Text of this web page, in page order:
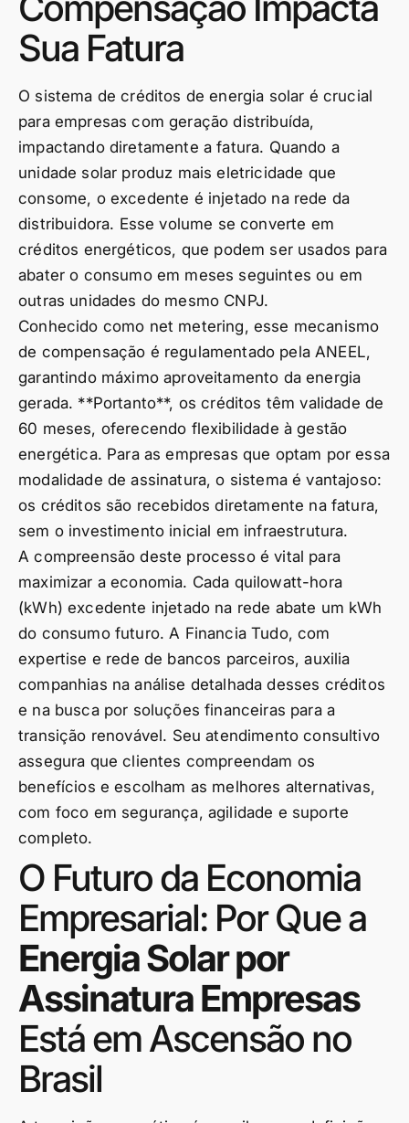
Sua Fatura
O sistema de créditos de energia solar é crucial
para empresas com geração distribuída,
impactando diretamente a fatura. Quando a
unidade solar produz mais eletricidade que
consome, o excedente é injetado na rede da
distribuidora. Esse volume se converte em
créditos energéticos, que podem ser usados para
abater o consumo em meses seguintes ou em
outras unidades do mesmo CNPJ.
Conhecido como net metering, esse mecanismo
de compensação é regulamentado pela ANEEL,
garantindo máximo aproveitamento da energia
gerada. **Portanto**, os créditos têm validade de
60 meses, oferecendo flexibilidade à gestão
energética. Para as empresas que optam por essa
modalidade de assinatura, o sistema é vantajoso:
os créditos são recebidos diretamente na fatura,
sem o investimento inicial em infraestrutura.
A compreensão deste processo é vital para
maximizar a economia. Cada quilowatt-hora
(kWh) excedente injetado na rede abate um kWh
do consumo futuro. A Financia Tudo, com
expertise e rede de bancos parceiros, auxilia
companhias na análise detalhada desses créditos
e na busca por soluções financeiras para a
transição renovável. Seu atendimento consultivo
assegura que clientes compreendam os
benefícios e escolham as melhores alternativas,
com foco em segurança, agilidade e suporte
completo.
O Futuro da Economia
Empresarial: Por Que a
Energia Solar por
Assinatura Empresas
Está em Ascensão no
Brasil